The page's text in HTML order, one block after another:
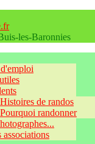
les-Baronnies
Histoires de randos
Pourquoi randonner
associations